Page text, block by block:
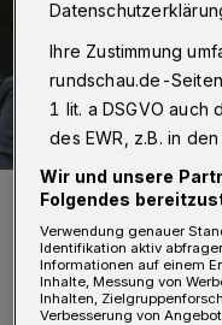
Kurt von Nolting (Mitte,
Ihre Zustimmung
rundschau.de-
1 lit. a DSGVO auch
des EWR, z.B. in den
Wir und unsere
Folgendes
Verwendung genauer
Identifikation aktiv
Informationen auf einem
Inhalte, Messung von
Inhalten,
Verbesserung von